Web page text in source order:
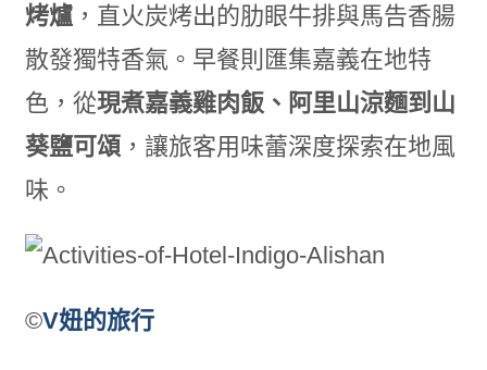
烤爐，直火炭烤出的肋眼牛排與馬告香腸
散發獨特香氣。早餐則匯集嘉義在地特
色，從現煮嘉義雞肉飯、阿里山涼麵到山
葵鹽可頌，讓旅客用味蕾深度探索在地風
味。
©V妞的旅行